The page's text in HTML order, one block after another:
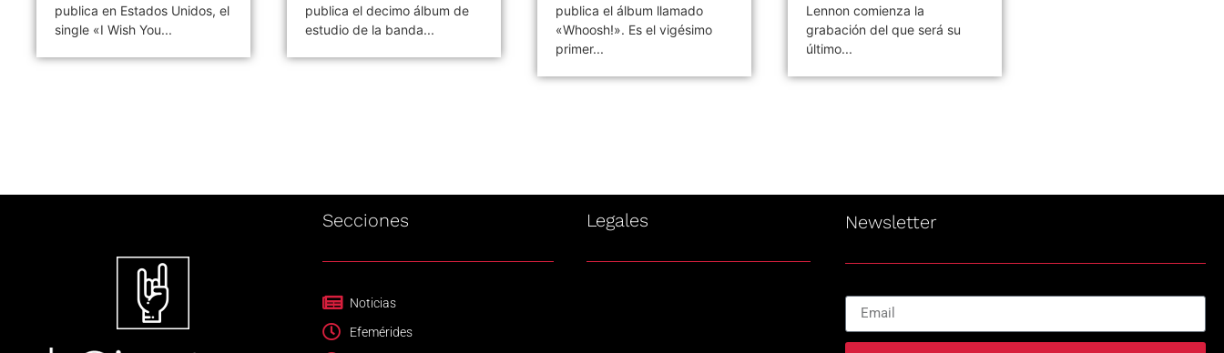
publica en Estados Unidos, el
single «I Wish You...
publica el decimo álbum de
estudio de la banda...
publica el álbum llamado
«Whoosh!». Es el vigésimo
primer...
Lennon comienza la
grabación del que será su
último...
Secciones
Noticias
Efemérides
Legales Newsletter